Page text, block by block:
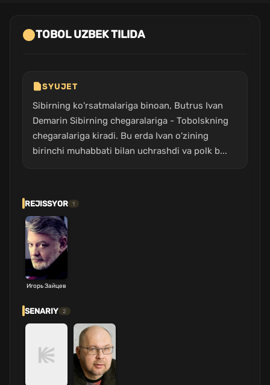
TOBOL UZBEK TILIDA
SYUJET
Sibirning ko'rsatmalariga binoan, Butrus Ivan
Demarin Sibirning chegaralariga - Tobolskning
chegaralariga kiradi. Bu erda Ivan o'zining
birinchi muhabbati bilan uchrashdi va polk b...
REJISSYOR 1
Игорь Зайцев
SENARIY 2